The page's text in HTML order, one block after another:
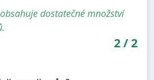
dostatečné množství
2/2